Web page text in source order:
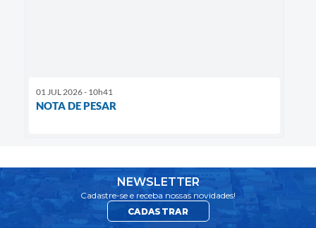
01 JUL 2026 - 10h41
NOTA DE PESAR
NEWSLETTER
Cadastre-se e receba nossas novidades!
CADASTRAR